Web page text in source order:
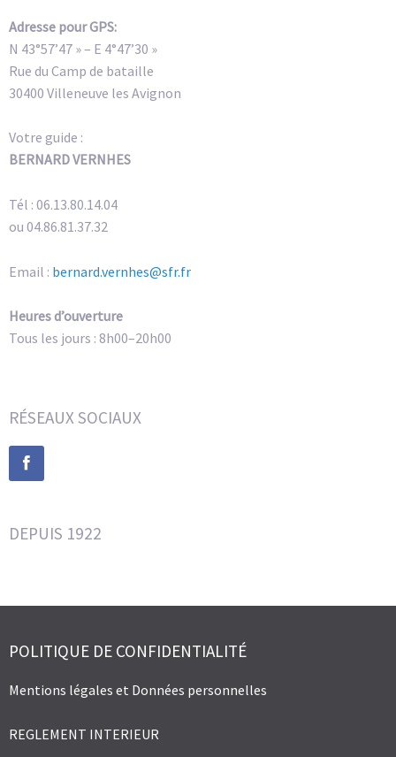
Adresse pour GPS:
N 43°57’47 » – E 4°47’30 »
Rue du Camp de bataille
30400 Villeneuve les Avignon
Votre guide :
BERNARD VERNHES
Tél : 06.13.80.14.04
ou 04.86.81.37.32
Email : bernard.vernhes@sfr.fr
Heures d’ouverture
Tous les jours : 8h00–20h00
RÉSEAUX SOCIAUX
DEPUIS 1922
POLITIQUE DE CONFIDENTIALITÉ
Mentions légales et Données personnelles
REGLEMENT INTERIEUR